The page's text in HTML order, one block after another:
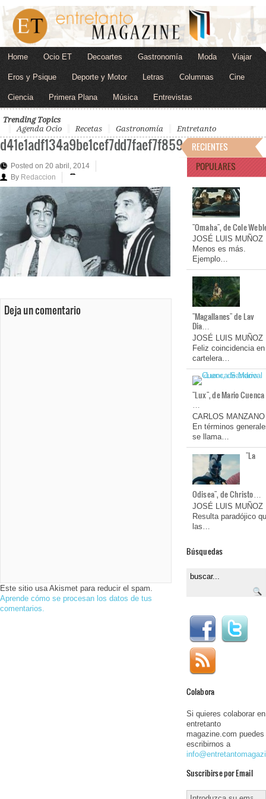
Home Ocio ET Decoartes Gastronomía Moda Viajar
Eros y Psique Deporte y Motor Letras Columnas Cine
Ciencia Primera Plana Música Entrevistas
Trending Topics
Agenda Ocio
Recetas Gastronomía Entretanto
d41e1adf134a9be1cef7dd7faef7f859
Posted on 20 abril, 2014
By Redaccion
Deja un comentario
Este sitio usa Akismet para reducir el spam.
Aprende cómo se procesan los datos de tus
comentarios.
RECIENTES
POPULARES
"Omaha", de Cole
JOSÉ LUIS MUÑOZ
Menos es más.
Ejemplo…
"Magallanes" de Lav
Dia…
JOSÉ LUIS MUÑOZ
Feliz coincidencia en
cartelera…
"Lux", de Mario Cuenca
…
CARLOS MANZANO
En términos
se llama…
"La
Odisea", de Christo…
JOSÉ LUIS MUÑOZ
Resulta paradójico
las…
Búsquedas
Colabora
Si quieres colaborar en
entretanto
magazine.com puedes
escribirnos a
Suscribirse por Email